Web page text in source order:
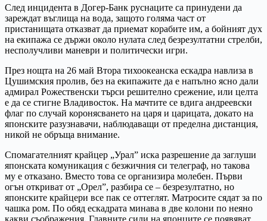
След инцидента в Догер-Банк руснаците са принудени да
зареждат въглища на вода, защото голяма част от
пристанищата отказват да приемат корабите им, а бойният дух
на екипажа се държи около нулата след безрезултатни стрелби,
несполучливи маневри и политически игри.
През нощта на 26 май Втора тихоокеанска ескадра навлиза в
Цушимския пролив, без на екипажите да е напълно ясно дали
адмирал Рожественски търси решително срежение, или целта
е да се стигне Владивосток. На мачтите се вдига андреевски
флаг по случай коронясването на царя и царицата, докато на
японските разузнавачи, наблюдаващи от пределна дистанция,
никой не обръща внимание.
Спомагателният крайцер „Урал” иска разрешение да заглуши
японската комуникация с безжичния си телеграф, но такова
му е отказано. Вместо това се организира молебен. Първи
огън откриват от „Орел”, разбира се – безрезултатно, но
японските крайцери все пак се оттеглят. Матросите сядат за по
чашка ром. По обяд ескадрата минава в две колони по неяно
какви съображения. Главните сили на японците се появяват